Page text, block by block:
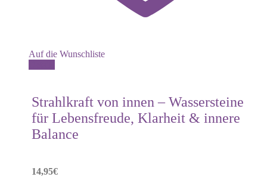
Auf die Wunschliste
Strahlkraft von innen – Wassersteine
für Lebensfreude, Klarheit & innere
Balance
14,95€